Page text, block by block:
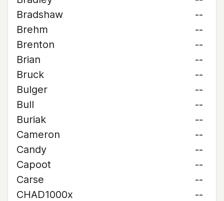
Bradshaw
--
Brehm
--
Brenton
--
Brian
--
Bruck
--
Bulger
--
Bull
--
Buriak
--
Cameron
--
Candy
--
Capoot
--
Carse
--
CHAD1000x
--